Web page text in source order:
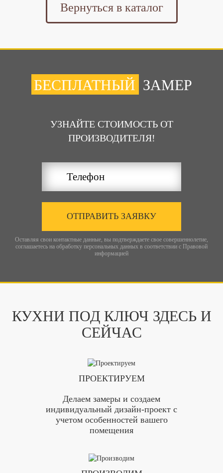
Вернуться в каталог
БЕСПЛАТНЫЙ ЗАМЕР
УЗНАЙТЕ СТОИМОСТЬ ОТ
ПРОИЗВОДИТЕЛЯ!
ОТПРАВИТЬ ЗАЯВКУ
Оставляя свои контактные данные, вы подтверждаете свое совершеннолетие,
соглашаетесь на обработку персональных данных в соответствии с Правовой
информацией
КУХНИ ПОД КЛЮЧ ЗДЕСЬ И
СЕЙЧАС
ПРОЕКТИРУЕМ
Делаем замеры и создаем
индивидуальный дизайн-проект с
учетом особенностей вашего
помещения